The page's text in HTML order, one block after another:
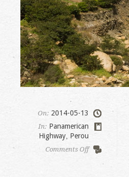
On: 2014-05-13
In: Panamerican
Highway Perou
Comments Offon